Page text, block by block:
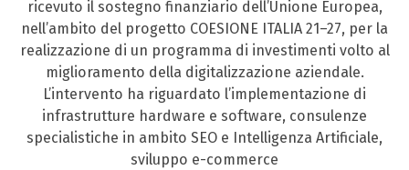
ricevuto il sostegno finanziario dell’Unione Europea,
nell’ambito del progetto COESIONE ITALIA 21–27, per la
realizzazione di un programma di investimenti volto al
miglioramento della digitalizzazione aziendale.
L’intervento ha riguardato l’implementazione di
infrastrutture hardware e software, consulenze
specialistiche in ambito SEO e Intelligenza Artificiale,
sviluppo e-commerce